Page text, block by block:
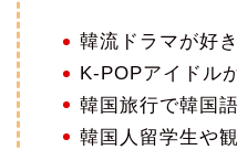
韓流ドラマが好き
K-POPアイドル
韓国旅行で韓国
韓国人留学生や